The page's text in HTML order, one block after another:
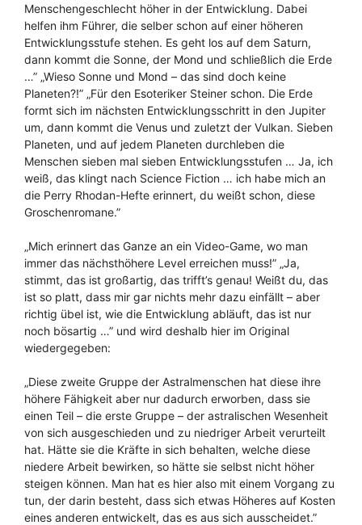
Menschengeschlecht höher in der Entwicklung. Dabei
helfen ihm Führer, die selber schon auf einer höheren
Entwicklungsstufe stehen. Es geht los auf dem Saturn,
dann kommt die Sonne, der Mond und schließlich die Erde
…” „Wieso Sonne und Mond – das sind doch keine
Planeten?!” „Für den Esoteriker Steiner schon. Die Erde
formt sich im nächsten Entwicklungsschritt in den Jupiter
um, dann kommt die Venus und zuletzt der Vulkan. Sieben
Planeten, und auf jedem Planeten durchleben die
Menschen sieben mal sieben Entwicklungsstufen … Ja, ich
weiß, das klingt nach Science Fiction … ich habe mich an
die Perry Rhodan-Hefte erinnert, du weißt schon, diese
Groschenromane.”
„Mich erinnert das Ganze an ein Video-Game, wo man
immer das nächsthöhere Level erreichen muss!” „Ja,
stimmt, das ist großartig, das trifft’s genau! Weißt du, das
ist so platt, dass mir gar nichts mehr dazu einfällt – aber
richtig übel ist, wie die Entwicklung abläuft, das ist nur
noch bösartig …” und wird deshalb hier im Original
wiedergegeben:
„Diese zweite Gruppe der Astralmenschen hat diese ihre
höhere Fähigkeit aber nur dadurch erworben, dass sie
einen Teil – die erste Gruppe – der astralischen Wesenheit
von sich ausgeschieden und zu niedriger Arbeit verurteilt
hat. Hätte sie die Kräfte in sich behalten, welche diese
niedere Arbeit bewirken, so hätte sie selbst nicht höher
steigen können. Man hat es hier also mit einem Vorgang zu
tun, der darin besteht, dass sich etwas Höheres auf Kosten
eines anderen entwickelt, das es aus sich ausscheidet.”